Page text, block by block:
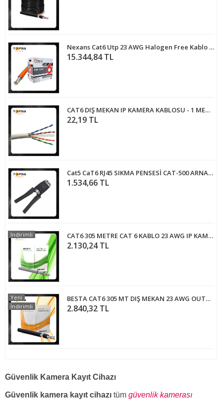
Nexans Cat6 Utp 23 AWG Halogen Free Kablo 305 Metre Full Bakır
15.344,84 TL
CAT6 DIŞ MEKAN IP KAMERA KABLOSU - 1 METRE
22,19 TL
Cat5 CaT6 RJ45 SIKMA PENSESİ CAT-500 ARNA-6045
1.534,66 TL
CAT6 305 METRE CAT 6 KABLO 23 AWG IP KAMERA KABLOSU
2.130,24 TL
İndirimli
BESTA CAT6 305 MT DIŞ MEKAN 23 AWG OUTDOOR IP KAMERA KABLOSU
2.840,32 TL
Yeni
İndirimli
Güvenlik Kamera Kayıt Cihazı
Güvenlik kamera kayıt cihazı tüm güvenlik kamerası